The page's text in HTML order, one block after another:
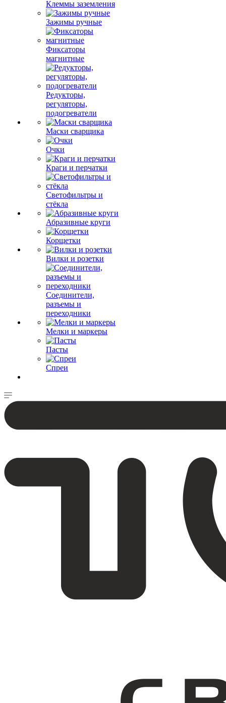
Клеммы заземления
Зажимы ручные
Фиксаторы
магнитные
Редукторы,
регуляторы,
подогреватели
Маски сварщика
Очки
Краги и перчатки
Светофильтры и
стёкла
Абразивные круги
Корщетки
Вилки и розетки
Соединители,
разъемы и
переходники
Мелки и маркеры
Пасты
Спреи